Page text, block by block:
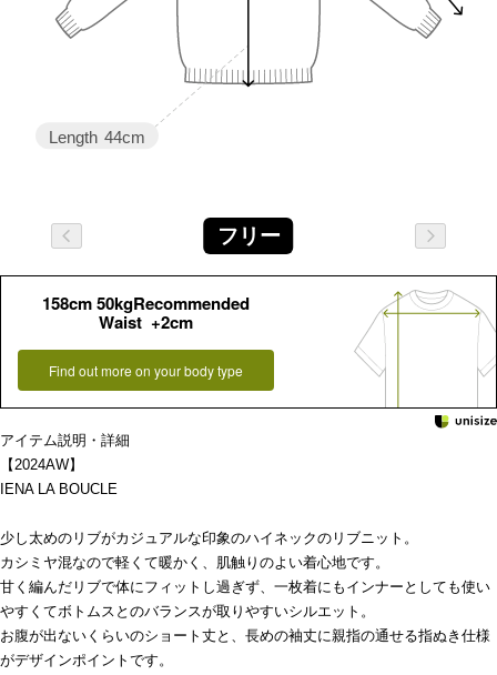
Length 44cm
フリー
158cm 50kgRecommended
Waist +2cm
Find out more on your body type
アイテム説明・詳細
【2024AW】
IENA LA BOUCLE
少し太めのリブがカジュアルな印象のハイネックのリブニット。
カシミヤ混なので軽くて暖かく、肌触りのよい着心地です。
甘く編んだリブで体にフィットし過ぎず、一枚着にもインナーとしても使い
やすくてボトムスとのバランスが取りやすいシルエット。
お腹が出ないくらいのショート丈と、長めの袖丈に親指の通せる指ぬき仕様
がデザインポイントです。